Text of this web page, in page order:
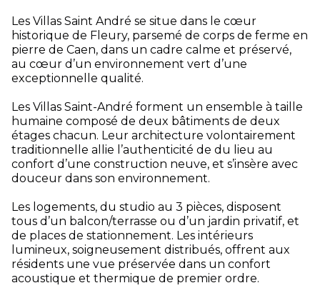
Les Villas Saint André se situe dans le cœur
historique de Fleury, parsemé de corps de ferme en
pierre de Caen, dans un cadre calme et préservé,
au cœur d’un environnement vert d’une
exceptionnelle qualité.
Les Villas Saint-André forment un ensemble à taille
humaine composé de deux bâtiments de deux
étages chacun. Leur architecture volontairement
traditionnelle allie l’authenticité de du lieu au
confort d’une construction neuve, et s’insère avec
douceur dans son environnement.
Les logements, du studio au 3 pièces, disposent
tous d’un balcon/terrasse ou d’un jardin privatif, et
de places de stationnement. Les intérieurs
lumineux, soigneusement distribués, offrent aux
résidents une vue préservée dans un confort
acoustique et thermique de premier ordre.